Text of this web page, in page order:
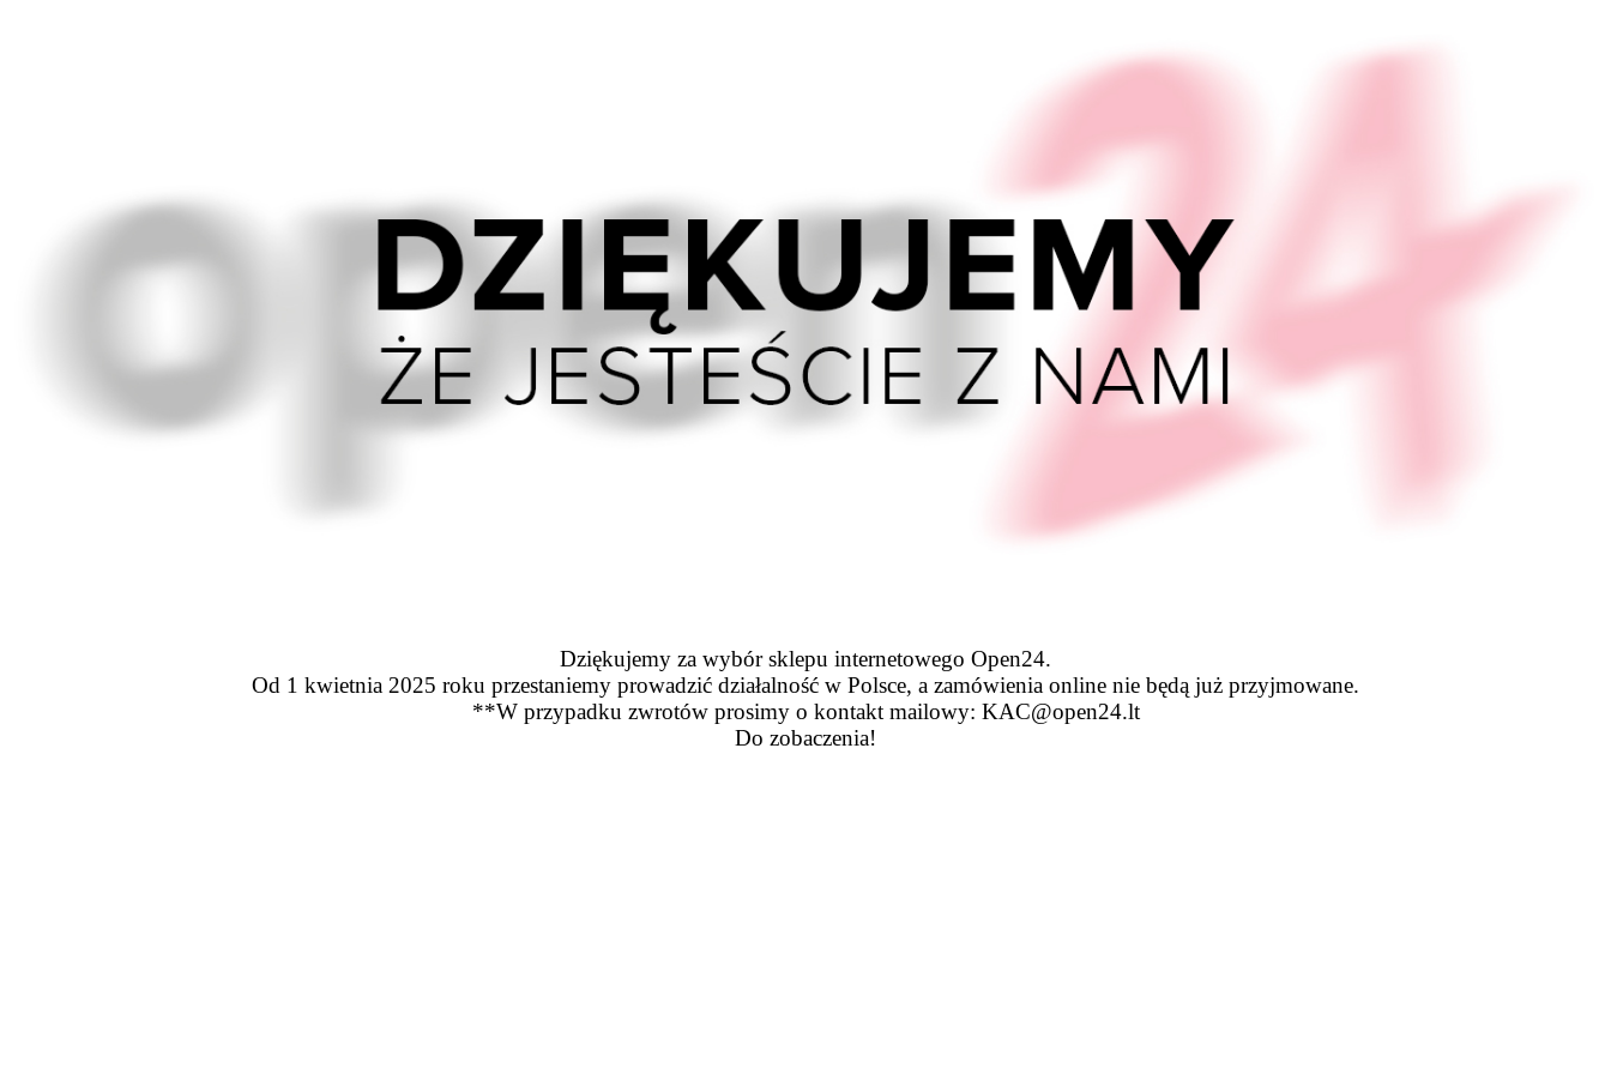
Dziękujemy za wybór sklepu internetowego Open24.
Od 1 kwietnia 2025 roku przestaniemy prowadzić działalność w Polsce, a zamówienia online nie będą już przyjmowane.
**W przypadku zwrotów prosimy o kontakt mailowy: KAC@open24.lt
Do zobaczenia!